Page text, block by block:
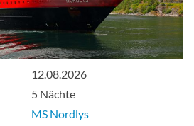
12.08.2026
5 Nächte
MS Nordlys